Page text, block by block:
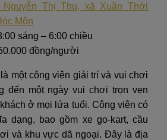
Nguyễn Thị Thu, xã Xuân Thới
Môn
sáng – 6:00 chiều
đồng/người
một công viên giải trí và vui chơi
đến một ngày vui chơi trọn vẹn
ở mọi lứa tuổi. Công viên có
dạng, bao gồm xe go-kart, cầu
và khu vực dã ngoại. Đây là địa